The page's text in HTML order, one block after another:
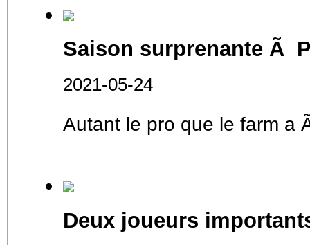
Saison surprenante Ã
2021-05-24
Autant le pro que le farm
Deux joueurs